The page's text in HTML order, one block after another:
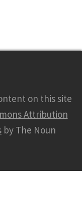
on this site
Attribution
by The Noun